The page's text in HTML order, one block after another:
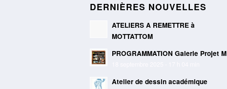
DERNIÈRES NOUVELLES
ATELIERS A REMETTRE à
MOTTATTOM
PROGRAMMATION Galerie Projet M
Atelier de dessin académique